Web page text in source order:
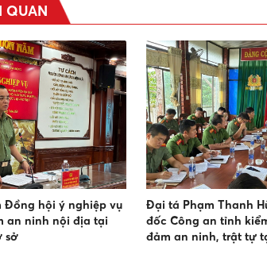
QUAN
Đồng hội ý nghiệp vụ
an ninh nội địa tại
sở
Đại tá Phạm Thanh
đốc Công an tỉnh
đảm an ninh, trật tự